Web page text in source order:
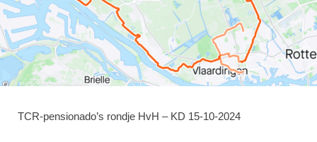
TCR-pensionado’s rondje HvH – KD 15-10-2024